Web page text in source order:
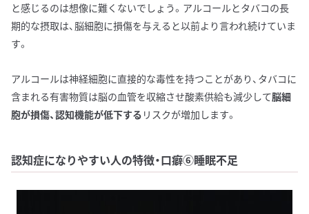
と感じるのは想像に難くないでしょう。アルコールとタバコの長
期的な摂取は、脳細胞に損傷を与えると以前より言われ続けていま
す。
アルコールは神経細胞に直接的な毒性を持つことがあり、タバコに
含まれる有害物質は脳の血管を収縮させ酸素供給も減少して脳細
胞が損傷、認知機能が低下する リスクが増加します。
認知症になりやすい人の特徴・口癖⑥睡眠不足